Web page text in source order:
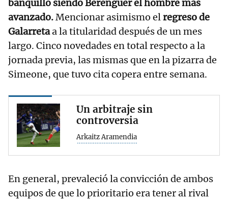
banquillo siendo Berenguer el hombre más
avanzado.Mencionar asimismo elregreso de
Galarretaa la titularidad después de un mes
largo. Cinco novedades en total respecto a la
jornada previa, las mismas que en la pizarra de
Simeone, que tuvo cita copera entre semana.
Un arbitraje sin
controversia
Arkaitz Aramendia
En general, prevaleció la convicción de ambos
equipos de que lo prioritario era tener al rival